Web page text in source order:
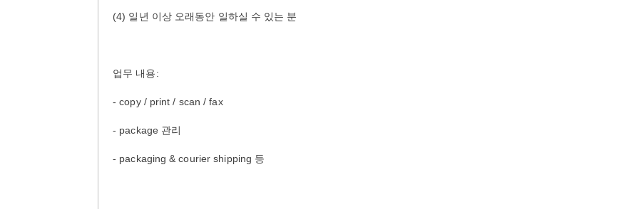
(4) 일년 이상 오래동안 일하실 수 있는 분
업무 내용:
- copy / print / scan / fax
- package 관리
- packaging & courier shipping 등